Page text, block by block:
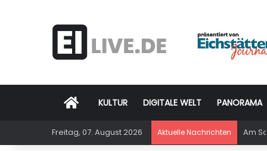
Startseite
KULTUR DIGITALE WELT PANORAMA
Freitag, 07. August 2026 Aktuelle Nachrichten Am